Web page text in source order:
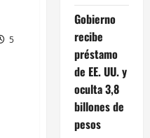
5
Gobierno
recibe
préstamo
de EE. UU. y
oculta 3,8
billones de
pesos